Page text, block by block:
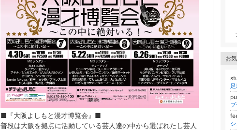
■『大阪よしもと漫才博覧会』■
普段は大阪を拠点に活動している芸人達の中から選ばれたし芸人
お